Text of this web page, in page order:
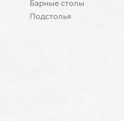
Барные столы
Подстолья